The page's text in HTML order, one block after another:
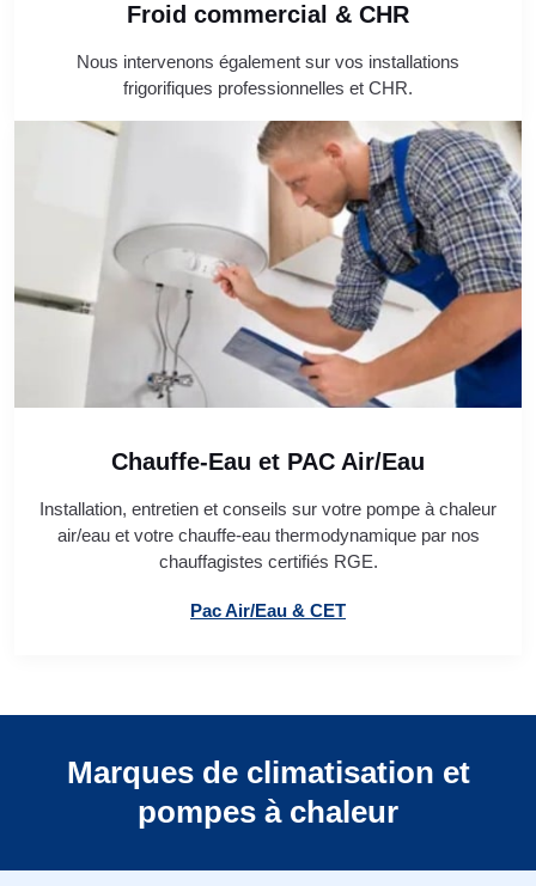
Froid commercial & CHR
Nous intervenons également sur vos installations
frigorifiques professionnelles et CHR.
Chauffe-Eau et PAC Air/Eau
Installation, entretien et conseils sur votre pompe à chaleur
air/eau et votre chauffe-eau thermodynamique par nos
chauffagistes certifiés RGE.
Pac Air/Eau & CET
Marques de climatisation et
pompes à chaleur